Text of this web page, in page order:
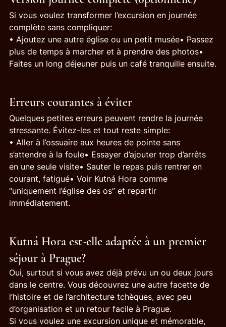
Si vous voulez transformer l’excursion en journée
complète sans compliquer:
• Ajoutez une autre église ou un petit musée• Passez
plus de temps à marcher et à prendre des photos•
Faites un long déjeuner puis un café tranquille ensuite.
Erreurs courantes à éviter
Quelques petites erreurs peuvent rendre la journée
stressante. Évitez-les et tout reste simple:
• Aller à l’ossuaire aux heures de pointe sans
s’attendre à la foule• Essayer d’ajouter trop d’arrêts
en une seule visite• Sauter le repas puis rentrer en
courant, fatigué• Voir Kutná Hora comme
“uniquement l’église des os” et repartir
immédiatement.
Kutná Hora est-elle adaptée à un premier
séjour à Prague?
Oui, surtout si vous avez déjà prévu un ou deux jours
dans le centre. Vous découvrez une autre facette de
l’histoire et de l’architecture tchèques, avec peu
d’organisation et un retour facile à Prague.
Si vous voulez une excursion unique et mémorable,